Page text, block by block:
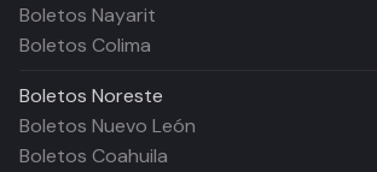
Boletos Nayarit
Boletos Colima
Boletos Noreste
Boletos Nuevo León
Boletos Coahuila